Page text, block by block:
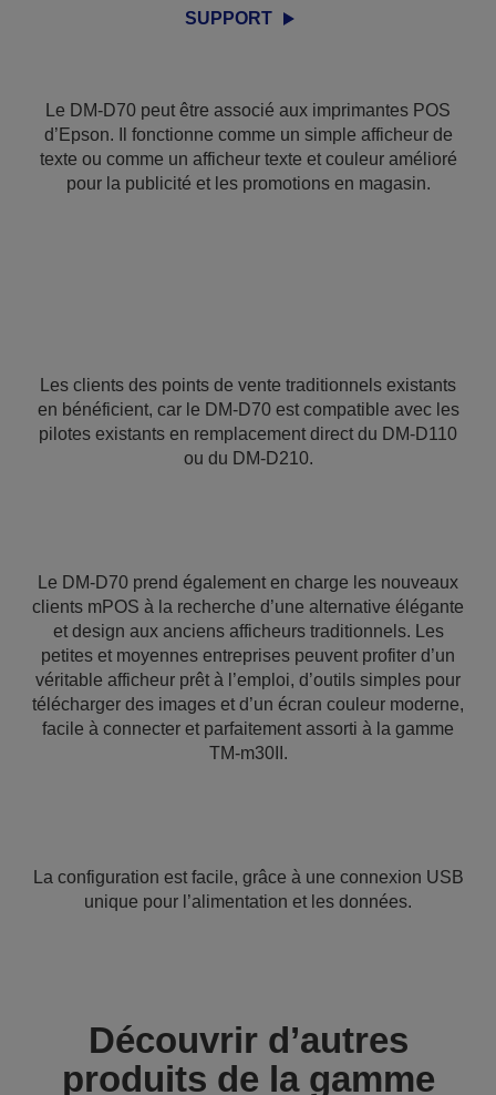
SUPPORT
Le DM-D70 peut être associé aux imprimantes POS
d’Epson. Il fonctionne comme un simple afficheur de
texte ou comme un afficheur texte et couleur amélioré
pour la publicité et les promotions en magasin.
Les clients des points de vente traditionnels existants
en bénéficient, car le DM-D70 est compatible avec les
pilotes existants en remplacement direct du DM-D110
ou du DM-D210.
Le DM-D70 prend également en charge les nouveaux
clients mPOS à la recherche d’une alternative élégante
et design aux anciens afficheurs traditionnels. Les
petites et moyennes entreprises peuvent profiter d’un
véritable afficheur prêt à l’emploi, d’outils simples pour
télécharger des images et d’un écran couleur moderne,
facile à connecter et parfaitement assorti à la gamme
TM-m30II.
La configuration est facile, grâce à une connexion USB
unique pour l’alimentation et les données.
Découvrir d’autres
produits de la gamme